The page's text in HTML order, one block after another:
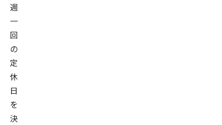
週
一
回
の
定
休
日
を
決